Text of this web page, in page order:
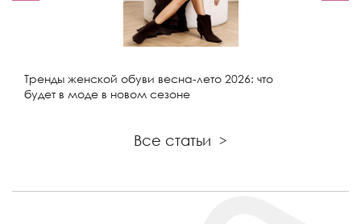
Тренды женской обуви весна-лето 2026: что
будет в моде в новом сезоне
Все статьи >